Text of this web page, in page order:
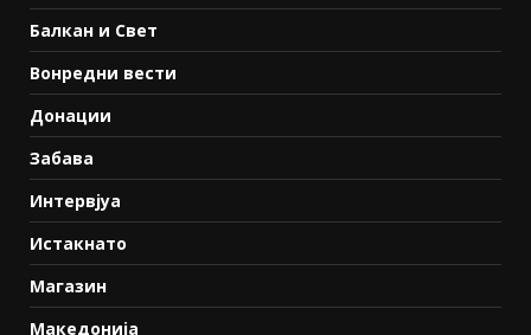
Балкан и Свет
Вонредни вести
Донации
Забава
Интервјуа
Истакнато
Магазин
Македонија